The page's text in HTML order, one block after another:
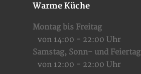
Warme Küche
Montag bis Freitag
von 14:00 - 22:00 Uhr
Samstag, Sonn- und Feiertag
von 12:00 - 22:00 Uhr